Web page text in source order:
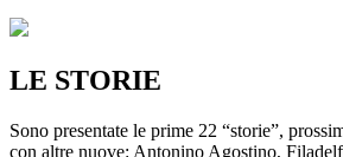
LE STORIE
Sono presentate le prime 22 “storie”,
con altre nuove: Antonino Agostino,